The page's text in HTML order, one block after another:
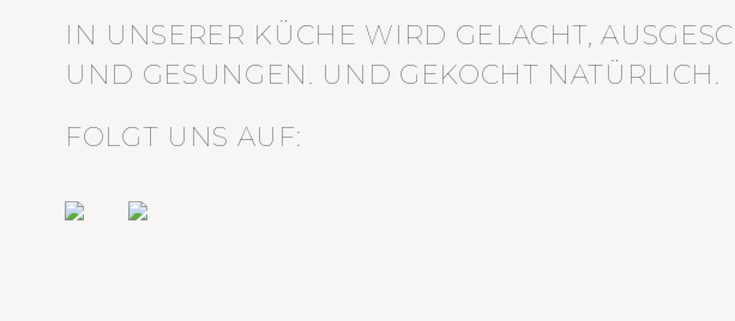
IN UNSERER KÜCHE WIRD GELACHT,
UND GESUNGEN. UND GEKOCHT NATÜRLICH.
FOLGT UNS AUF: